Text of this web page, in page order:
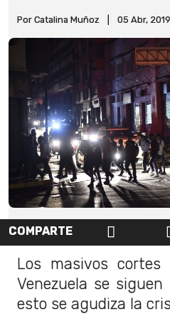
Por Catalina Muñoz 05 Abr,
COMPARTE
Los masivos cortes
Venezuela se
esto se agudiza la